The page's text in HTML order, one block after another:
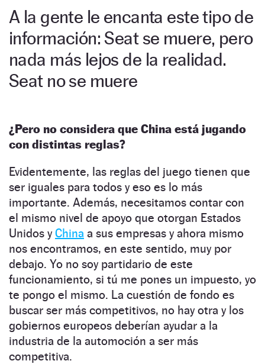
A la gente le encanta este tipo de
información: Seat se muere, pero
nada más lejos de la realidad.
Seat no se muere
¿Pero no considera que China está jugando
con distintas reglas?
Evidentemente, las reglas del juego tienen que
ser iguales para todos y eso es lo más
importante. Además, necesitamos contar con
el mismo nivel de apoyo que otorgan Estados
Unidos yChina a sus empresas y ahora mismo
nos encontramos, en este sentido, muy por
debajo. Yo no soy partidario de este
funcionamiento, si tú me pones un impuesto, yo
te pongo el mismo. La cuestión de fondo es
buscar ser más competitivos, no hay otra y los
gobiernos europeos deberían ayudar a la
industria de la automoción a ser más
competitiva.